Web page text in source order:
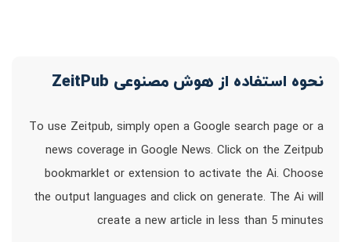
نحوه استفاده از هوش مصنوعی ZeitPub
To use Zeitpub, simply open a Google search page or a
news coverage in Google News. Click on the Zeitpub
bookmarklet or extension to activate the Ai. Choose
the output languages and click on generate. The Ai will
create a new article in less than 5 minutes